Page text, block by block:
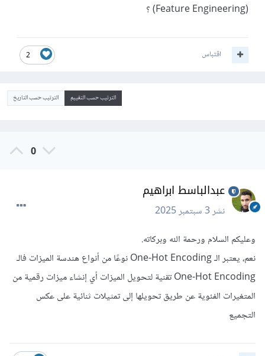
2 اقتباس
الترتيب حسب التقييم الترتيب حسب التاريخ
0
عبدالباسط ابراهيم
نشر3 سبتمبر 2025
وعليكم السلام ورحمة الله وبركاته.
نعم، يعتبر الـ One-Hot Encoding نوعًا من أنواع هندسة الميزات فالـ
One-Hot Encoding تقنية لتحويل الميزات أي إنشاء ميزات رقمية من
المتغيرات الفئوية عن طريق تحويلها إلى تمثيلات ثنائية على عكس
التجميع